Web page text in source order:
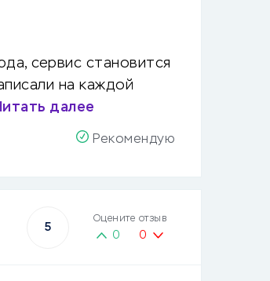
сервис становится
на каждой
далее
Рекомендую
5
Оцените отзыв
0 0